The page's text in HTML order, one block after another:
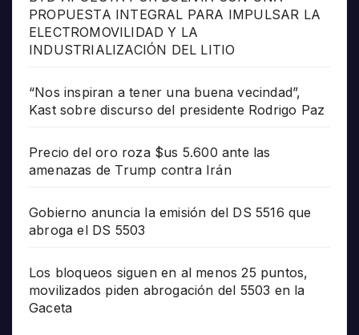
PROPUESTA INTEGRAL PARA IMPULSAR LA
ELECTROMOVILIDAD Y LA
INDUSTRIALIZACIÓN DEL LITIO
“Nos inspiran a tener una buena vecindad”,
Kast sobre discurso del presidente Rodrigo Paz
Precio del oro roza $us 5.600 ante las
amenazas de Trump contra Irán
Gobierno anuncia la emisión del DS 5516 que
abroga el DS 5503
Los bloqueos siguen en al menos 25 puntos,
movilizados piden abrogación del 5503 en la
Gaceta